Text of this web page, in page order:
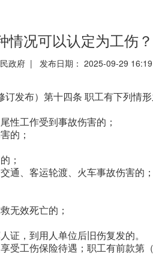
情况可以认定为工伤？
民政府 | 发布日期： 2025-09-29
发布）第十四条 职工有下列情
性工作受到事故伤害的；
的；
；
通、客运轮渡、火车事故伤害的；
无效死亡的；
证，到用人单位后旧伤复发的。
受工伤保险待遇；职工有前款第